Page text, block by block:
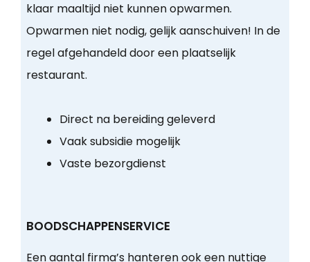
klaar maaltijd niet kunnen opwarmen.
Opwarmen niet nodig, gelijk aanschuiven! In de
regel afgehandeld door een plaatselijk
restaurant.
Direct na bereiding geleverd
Vaak subsidie mogelijk
Vaste bezorgdienst
BOODSCHAPPENSERVICE
Een aantal firma’s hanteren ook een nuttige